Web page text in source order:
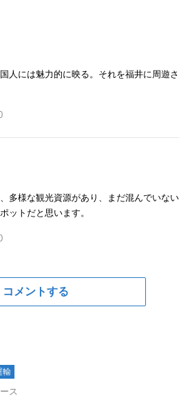
人には魅力的に映る。それを福井に周遊さ
多様な観光資源があり、まだ混んでいない
ットだと思います。
コメントする
輸
ス